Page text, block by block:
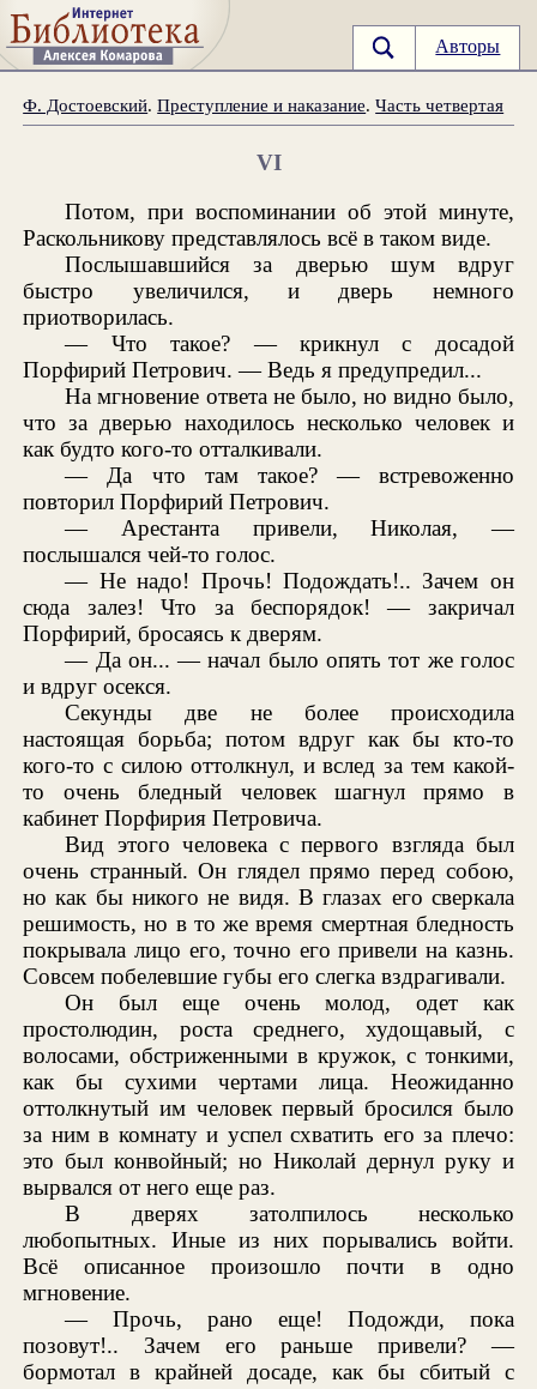
Авторы
Ф. Достоевский.Преступление и наказание.Часть четвертая
VI
Потом, при воспоминании об этой минуте,
Раскольникову представлялось всё в таком виде.
Послышавшийся за дверью шум вдруг
быстро увеличился, и дверь немного
приотворилась.
— Что такое? — крикнул с досадой
Порфирий Петрович. — Ведь я предупредил...
На мгновение ответа не было, но видно было,
что за дверью находилось несколько человек и
как будто кого-то отталкивали.
— Да что там такое? — встревоженно
повторил Порфирий Петрович.
— Арестанта привели, Николая, —
послышался чей-то голос.
— Не надо! Прочь! Подождать!.. Зачем он
сюда залез! Что за беспорядок! — закричал
Порфирий, бросаясь к дверям.
— Да он... — начал было опять тот же голос
и вдруг осекся.
Секунды две не более происходила
настоящая борьба; потом вдруг как бы кто-то
кого-то с силою оттолкнул, и вслед за тем какой-
то очень бледный человек шагнул прямо в
кабинет Порфирия Петровича.
Вид этого человека с первого взгляда был
очень странный. Он глядел прямо перед собою,
но как бы никого не видя. В глазах его сверкала
решимость, но в то же время смертная бледность
покрывала лицо его, точно его привели на казнь.
Совсем побелевшие губы его слегка вздрагивали.
Он был еще очень молод, одет как
простолюдин, роста среднего, худощавый, с
волосами, обстриженными в кружок, с тонкими,
как бы сухими чертами лица. Неожиданно
оттолкнутый им человек первый бросился было
за ним в комнату и успел схватить его за плечо:
это был конвойный; но Николай дернул руку и
вырвался от него еще раз.
В дверях затолпилось несколько
любопытных. Иные из них порывались войти.
Всё описанное произошло почти в одно
мгновение.
— Прочь, рано еще! Подожди, пока
позовут!.. Зачем его раньше привели? —
бормотал в крайней досаде, как бы сбитый с